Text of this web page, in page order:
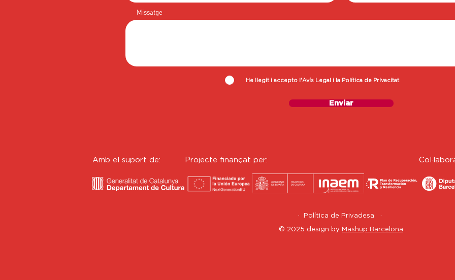
Missatge
He llegit i accepto l'Avís Legal i la Política de Privacitat
Enviar
Amb el suport de: Projecte finançat per: C
· Política de Privadesa ·
© 2025 design by Mashup Barcelona